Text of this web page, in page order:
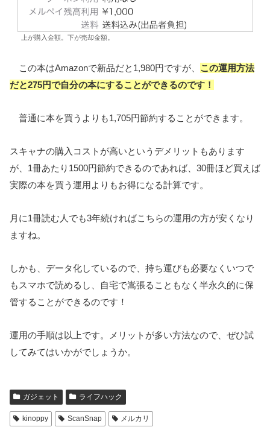
上が購入金額。下が売却金額。
この本はAmazonで新品だと1,980円ですが、 この運用方法
だと275円で自分の本にすることができるのです！
普通に本を買うよりも1,705円節約することができます。
スキャナの購入コストが高いというデメリットもあります
が、1冊あたり1500円節約できるのであれば、30冊ほど買えば
実際の本を買う運用よりもお得になる計算です。
月に1冊読む人でも3年続ければこちらの運用の方が安くなり
ますね。
しかも、データ化しているので、持ち運びも必要なくいつで
もスマホで読めるし、自宅で嵩張ることもなく半永久的に保
管することができるのです！
運用の手順は以上です。メリットが多い方法なので、ぜひ試
してみてはいかがでしょうか。
ガジェット ライフハック
kinoppy ScanSnap メルカリ